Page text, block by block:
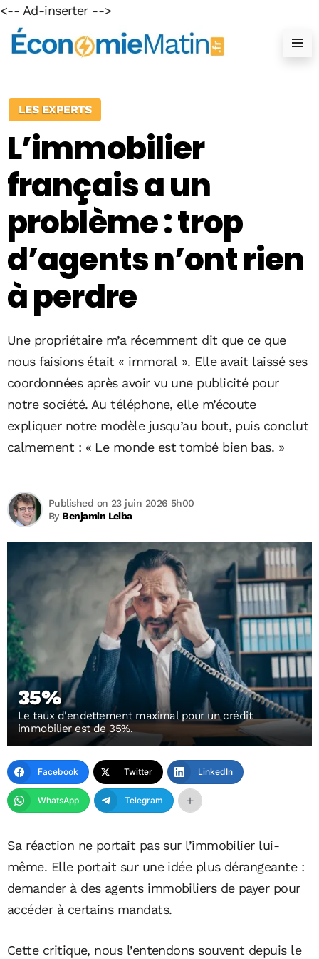
<-- Ad-inserter -->
LES EXPERTS
L’immobilier
français a un
problème : trop
d’agents n’ont rien
à perdre
Une propriétaire m’a récemment dit que ce que
nous faisions était « immoral ». Elle avait laissé ses
coordonnées après avoir vu une publicité pour
notre société. Au téléphone, elle m’écoute
expliquer notre modèle jusqu’au bout, puis conclut
calmement : « Le monde est tombé bien bas. »
By Benjamin Leiba
Published on 23 juin 2026 5h00
35%
Le taux d'endettement maximal pour un crédit
immobilier est de 35%.
Facebook Twitter LinkedIn
WhatsApp Telegram
Sa réaction ne portait pas sur l’immobilier lui-
même. Elle portait sur une idée plus dérangeante :
demander à des agents immobiliers de payer pour
accéder à certains mandats.
Cette critique, nous l’entendons souvent depuis le